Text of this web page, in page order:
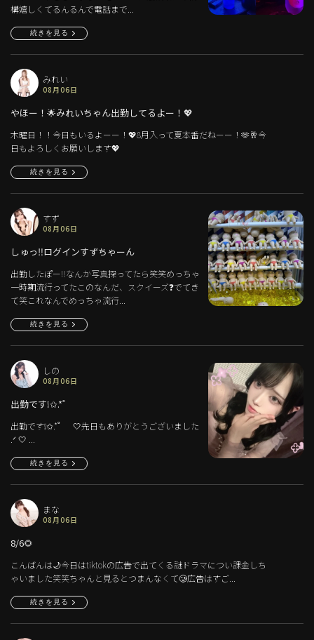
構嬉しくてるんるんで電話まで...
続きを見る
みれい
08月06日
やほー！🌟みれいちゃん出勤してるよー！💖
木曜日！！今日もいるよーー！💖8月入って夏本番だねーー！🫶🥂今
日もよろしくお願いします💖
続きを見る
すず
08月06日
しゅっ‼️ログインすずちゃーん
出勤したぽー‼️なんか写真探ってたら笑笑めっちゃ
一時期流行ってたこのなんだ、スクイーズ❓でてき
て笑これなんでめっちゃ流行...
続きを見る
しの
08月06日
出勤です❕✩.*˚
出勤です❕✩.*˚︎︎ ︎︎︎ ︎︎︎ ︎︎︎ ︎︎︎ ︎︎︎ ︎‎🤍先日もありがとうございました
.ᐟ‪ ‎🤍︎︎ ︎...
続きを見る
まな
08月06日
8/6🌻
こんばんは🌙今日はtiktokの広告で出てくる謎ドラマについ課金しち
ゃいました笑笑ちゃんと見るとつまんなくて🥲広告はすご...
続きを見る